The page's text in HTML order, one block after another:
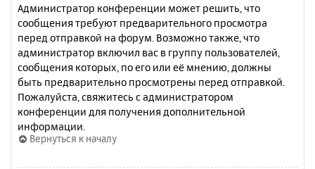
Администратор конференции может решить, что
сообщения требуют предварительного просмотра
перед отправкой на форум. Возможно также, что
администратор включил вас в группу пользователей,
сообщения которых, по его или её мнению, должны
быть предварительно просмотрены перед отправкой.
Пожалуйста, свяжитесь с администратором
конференции для получения дополнительной
информации.
Вернуться к началу